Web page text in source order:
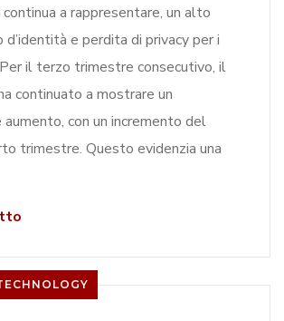
a rappresentare, un alto
d’identità e perdita di privacy per i
il terzo trimestre consecutivo, il
continuato a mostrare un
con un incremento del
trimestre. Questo evidenzia una